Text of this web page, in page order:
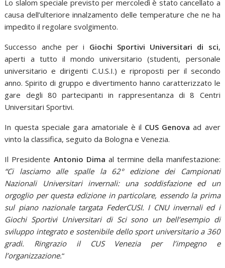
Lo slalom speciale previsto per mercoledì è stato cancellato a
causa dell’ulteriore innalzamento delle temperature che ne ha
impedito il regolare svolgimento.
Successo anche per i Giochi Sportivi Universitari di sci,
aperti a tutto il mondo universitario (studenti, personale
universitario e dirigenti C.U.S.I.) e riproposti per il secondo
anno. Spirito di gruppo e divertimento hanno caratterizzato le
gare degli 80 partecipanti in rappresentanza di 8 Centri
Universitari Sportivi.
In questa speciale gara amatoriale è il CUS Genova ad aver
vinto la classifica, seguito da Bologna e Venezia.
Il Presidente Antonio Dima al termine della manifestazione:
“Ci lasciamo alle spalle la 62° edizione dei Campionati
Nazionali Universitari invernali: una soddisfazione ed un
orgoglio per questa edizione in particolare, essendo la prima
sul piano nazionale targata FederCUSI. I CNU invernali ed i
Giochi Sportivi Universitari di Sci sono un bell’esempio di
sviluppo integrato e sostenibile dello sport universitario a 360
gradi. Ringrazio il CUS Venezia per l’impegno e
l’organizzazione.“